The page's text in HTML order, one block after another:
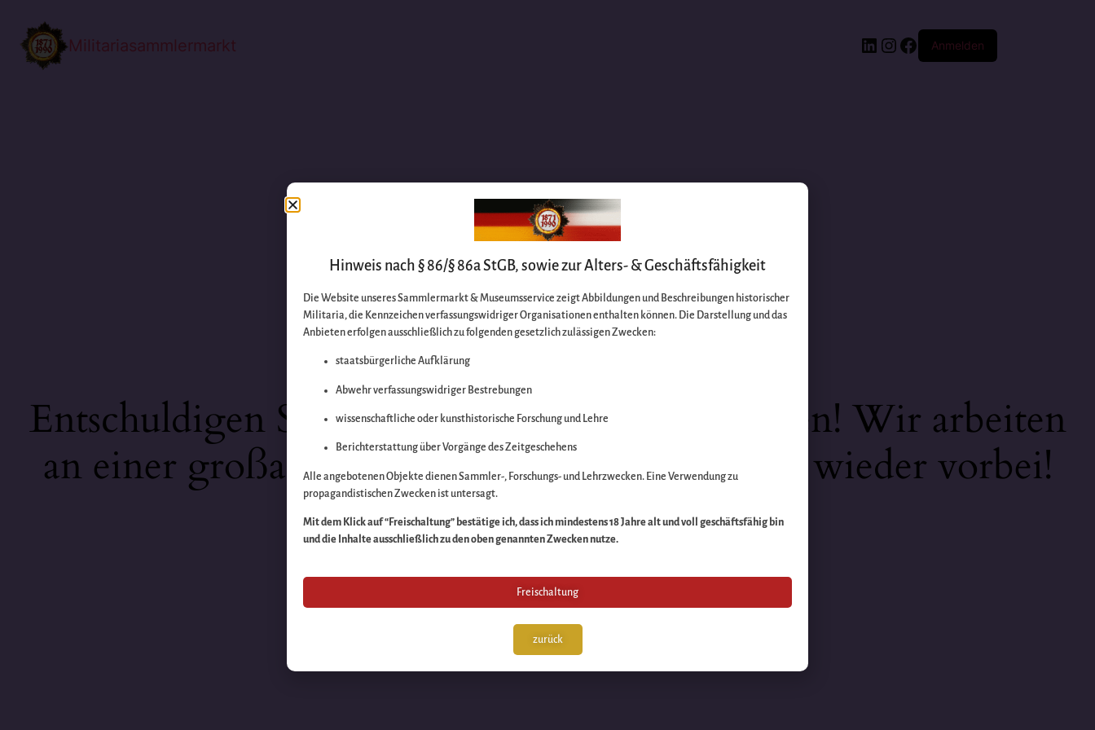
Militariasammlermarkt Anmelden
Entschuldigen Sie bitte die Unannehmlichkeiten! Wir arbeiten
an einer großartigen Sache – schauen Sie bald wieder vorbei!
Hinweis nach § 86/§ 86a StGB, sowie zur Alters- & Geschäftsfähigkeit
Die Website unseres Sammlermarkt & Museumsservice zeigt Abbildungen und Beschreibungen historischer
Militaria, die Kennzeichen verfassungswidriger Organisationen enthalten können. Die Darstellung und das
Anbieten erfolgen ausschließlich zu folgenden gesetzlich zulässigen Zwecken:
staatsbürgerliche Aufklärung
Abwehr verfassungswidriger Bestrebungen
wissenschaftliche oder kunsthistorische Forschung und Lehre
Berichterstattung über Vorgänge des Zeitgeschehens
Alle angebotenen Objekte dienen Sammler-, Forschungs- und Lehrzwecken. Eine Verwendung zu
propagandistischen Zwecken ist untersagt.
Mit dem Klick auf “Freischaltung” bestätige ich, dass ich mindestens 18 Jahre alt und voll geschäftsfähig bin
und die Inhalte ausschließlich zu den oben genannten Zwecken nutze.
Freischaltung
zurück